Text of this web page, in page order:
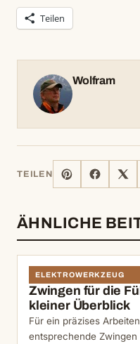
Teilen
Wolfram
TEILEN
PINTERESTFACEBOOK
ÄHNLICHE
ELEKTROWERKZEUG
Zwingen für die
kleiner Überblick
Für ein präzises
entsprechende